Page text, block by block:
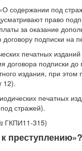
содержании под
право
за оказание
подписки на
печатных
договора подписки
издания, при
12).
печатных
стражей).
ГКПИ11-315)
преступлению»?